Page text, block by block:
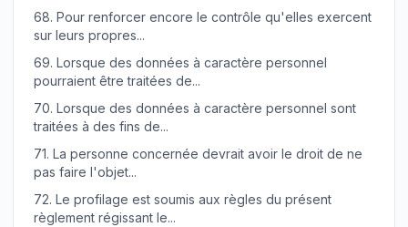
68. Pour renforcer encore le contrôle qu'elles exercent
sur leurs propres...
69. Lorsque des données à caractère personnel
pourraient être traitées de...
70. Lorsque des données à caractère personnel sont
traitées à des fins de...
71. La personne concernée devrait avoir le droit de ne
pas faire l'objet...
72. Le profilage est soumis aux règles du présent
règlement régissant le...